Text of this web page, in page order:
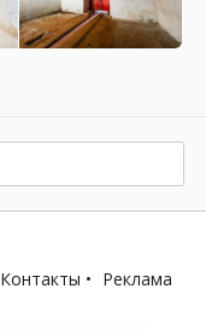
Контакты • Реклама